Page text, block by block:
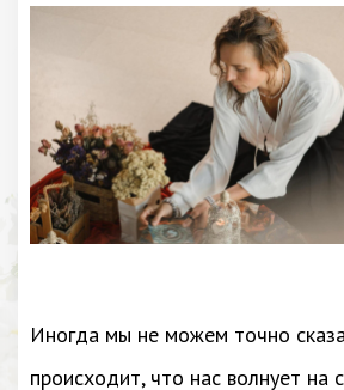
Иногда мы не можем точно
происходит, что нас волнует на